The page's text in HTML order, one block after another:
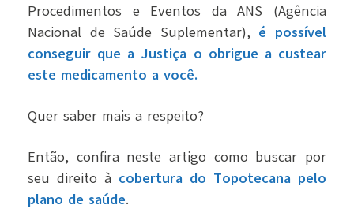
Procedimentos e Eventos da ANS (Agência
Nacional de Saúde Suplementar), é possível
conseguir que a Justiça o obrigue a custear
este medicamento a você.
Quer saber mais a respeito?
Então, confira neste artigo como buscar por
seu direito à cobertura do Topotecana pelo
plano de saúde.